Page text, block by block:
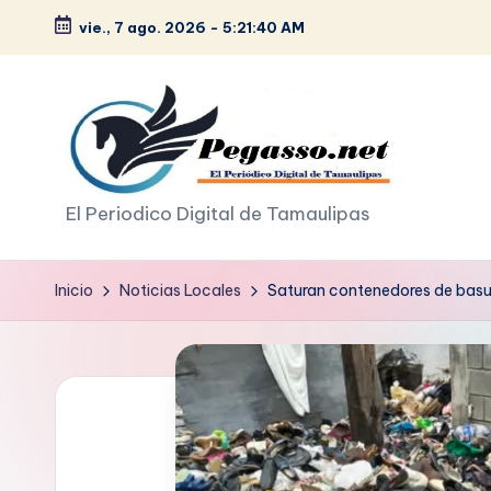
Saltar
contenido
vie., 7 ago. 2026 - 5:21:42 AM
p
e
g
El Periodico Digital de Tamaulipas
Inicio Noticias Locales Saturan contenedores de